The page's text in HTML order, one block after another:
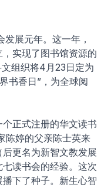
展元年。这一年，
实现了图书馆资源的
组织将4月23日定为
书香日”，为全球阅
正式注册的华文读书
陈婷的父亲陈士英来
更名为新智文教发展
读书会的经验。这次
下了种子。新生心智